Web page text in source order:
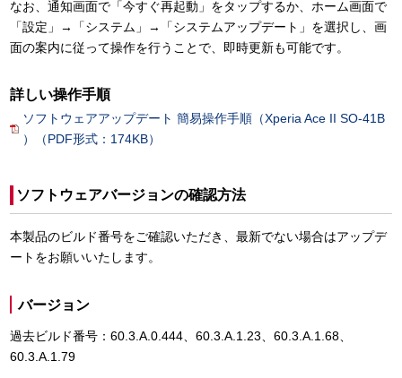
なお、通知画面で「今すぐ再起動」をタップするか、ホーム画面で
「設定」→「システム」→「システムアップデート」を選択し、画
面の案内に従って操作を行うことで、即時更新も可能です。
詳しい操作手順
ソフトウェアアップデート 簡易操作手順（Xperia Ace II SO-41B
）（PDF形式：174KB）
ソフトウェアバージョンの確認方法
本製品のビルド番号をご確認いただき、最新でない場合はアップデ
ートをお願いいたします。
バージョン
過去ビルド番号：60.3.A.0.444、60.3.A.1.23、60.3.A.1.68、
60.3.A.1.79